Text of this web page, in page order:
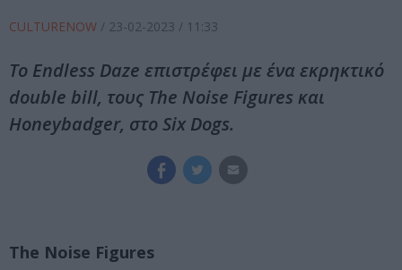
CULTURENOW / 23-02-2023 / 11:33
Το Endless Daze επιστρέφει με ένα εκρηκτικό
double bill, τους The Noise Figures και
Honeybadger, στο Six Dogs.
The Noise Figures